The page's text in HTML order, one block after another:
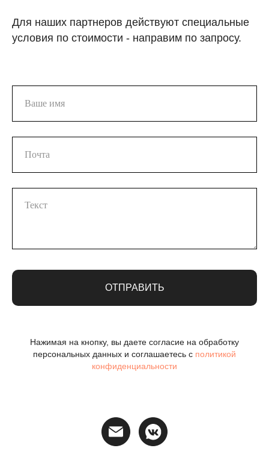
Для наших партнеров действуют специальные
условия по стоимости - направим по запросу.
ОТПРАВИТЬ
Нажимая на кнопку, вы даете согласие на обработку
персональных данных и соглашаетесь c политикой
конфиденциальности